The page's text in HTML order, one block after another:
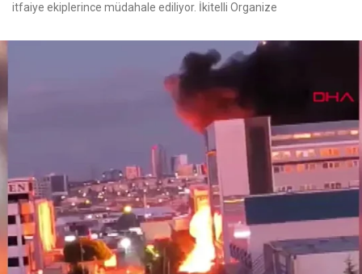
itfaiye ekiplerince müdahale ediliyor. İkitelli Organize